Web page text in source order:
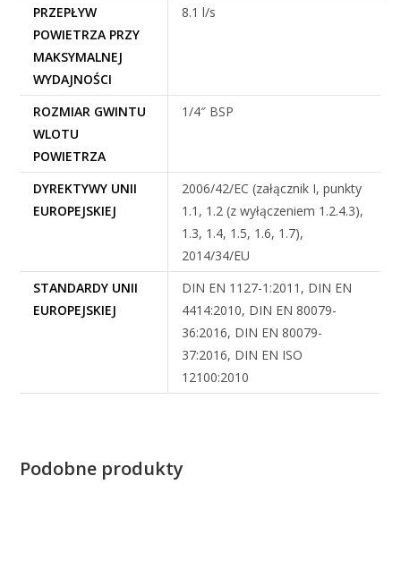
PRZEPŁYW
POWIETRZA PRZY
MAKSYMALNEJ
WYDAJNOŚCI
8.1 l/s
ROZMIAR GWINTU
WLOTU
POWIETRZA
1/4″ BSP
DYREKTYWY UNII
EUROPEJSKIEJ
2006/42/EC (załącznik I, punkty
1.1, 1.2 (z wyłączeniem 1.2.4.3),
1.3, 1.4, 1.5, 1.6, 1.7),
2014/34/EU
STANDARDY UNII
EUROPEJSKIEJ
DIN EN 1127-1:2011, DIN EN
4414:2010, DIN EN 80079-
36:2016, DIN EN 80079-
37:2016, DIN EN ISO
12100:2010
Podobne produkty